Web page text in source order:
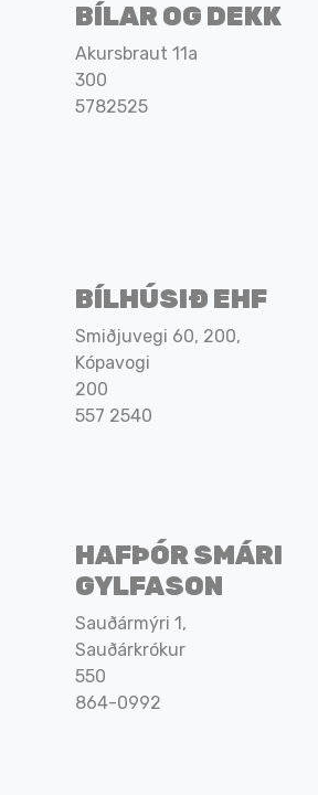
BÍLAR OG DEKK
Akursbraut 11a
300
5782525
BÍLHÚSIÐ EHF
Smiðjuvegi 60, 200,
Kópavogi
200
557 2540
HAFÞÓR SMÁRI
GYLFASON
Sauðármýri 1,
Sauðárkrókur
550
864-0992